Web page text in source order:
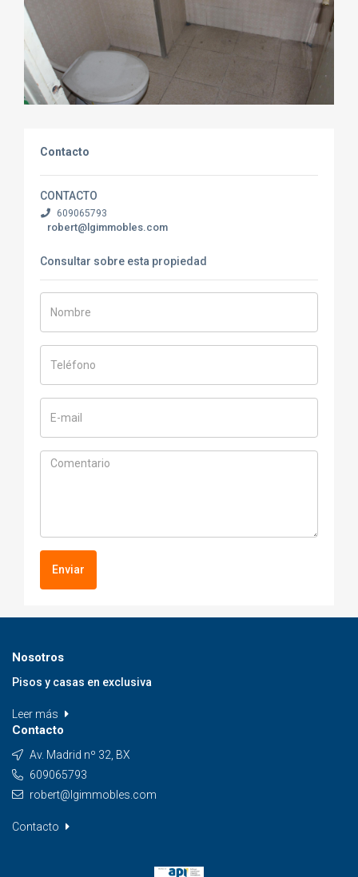
Contacto
CONTACTO
609065793
robert@lgimmobles.com
Consultar sobre esta propiedad
Enviar
Nosotros
Pisos y casas en exclusiva
Leer más
Contacto
Av. Madrid nº 32, BX
609065793
robert@lgimmobles.com
Contacto